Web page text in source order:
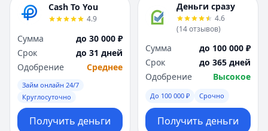
Cash To You
4.9
Сумма
до 30 000 ₽
Срок
до 31 дней
Одобрение
Среднее
Займ онлайн 24/7
Круглосуточно
Получить деньги
Деньги сразу
4.6
(14отзывов)
Сумма
до 100 000 ₽
Срок
до 365 дней
Одобрение
Высокое
До 100 000 ₽ Срочно
Получить деньги